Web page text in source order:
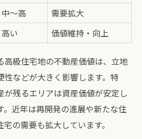
中〜高
需要拡大
高い 価値維持・向上
高級住宅地の不動産価値は、立地
性などが大きく影響します。特
が残るエリアは資産価値が安定し
。近年は再開発の進展や新たな住
の需要も拡大しています。